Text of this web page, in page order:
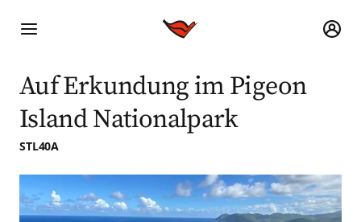
Auf Erkundung im Pigeon
Island Nationalpark
STL40A